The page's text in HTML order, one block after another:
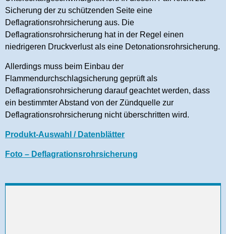
Sicherung der zu schützenden Seite eine
Deflagrationsrohrsicherung aus. Die
Deflagrationsrohrsicherung hat in der Regel einen
niedrigeren Druckverlust als eine Detonationsrohrsicherung.
Allerdings muss beim Einbau der
Flammendurchschlagsicherung geprüft als
Deflagrationsrohrsicherung darauf geachtet werden, dass
ein bestimmter Abstand von der Zündquelle zur
Deflagrationsrohrsicherung nicht überschritten wird.
Produkt-Auswahl / Datenblätter
Foto – Deflagrationsrohrsicherung